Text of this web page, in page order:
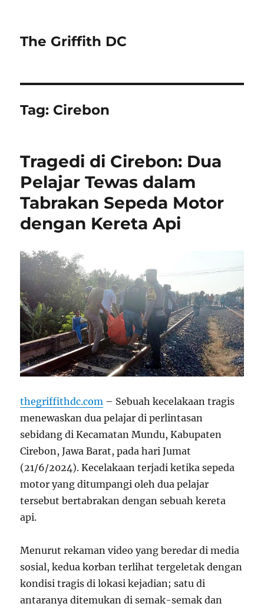
The Griffith DC
Tag: Cirebon
Tragedi di Cirebon: Dua
Pelajar Tewas dalam
Tabrakan Sepeda Motor
dengan Kereta Api
thegriffithdc.com – Sebuah kecelakaan tragis
menewaskan dua pelajar di perlintasan
sebidang di Kecamatan Mundu, Kabupaten
Cirebon, Jawa Barat, pada hari Jumat
(21/6/2024). Kecelakaan terjadi ketika sepeda
motor yang ditumpangi oleh dua pelajar
tersebut bertabrakan dengan sebuah kereta
api.
Menurut rekaman video yang beredar di media
sosial, kedua korban terlihat tergeletak dengan
kondisi tragis di lokasi kejadian; satu di
antaranya ditemukan di semak-semak dan